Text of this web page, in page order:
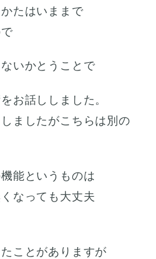
たはいままで
いかとうことで
お話ししました。
しましたがこちらは別の
能というものは
なっても大丈夫
ことがありますが